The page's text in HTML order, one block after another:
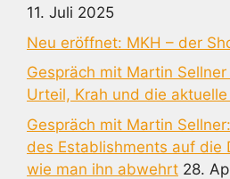
11. Juli 2025
Neu eröffnet: MKH – der
Gespräch mit Martin
Urteil, Krah und die aktuelle
Gespräch mit Martin
des Establishments auf die
wie man ihn abwehrt 28.